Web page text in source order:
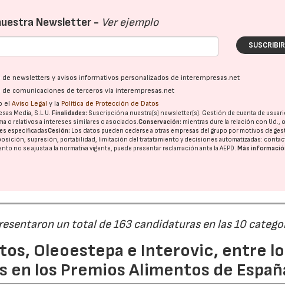
Newsletter - Ver ejemplo
de newsletters y avisos informativos personalizados de interempresas.net
de comunicaciones de terceros vía interempresas.net
elAviso Legal y la Política de Protección de Datos
Media, S.L.U. Finalidades: Suscripción a nuestra(s) newsletter(s). Gestión de cuenta de
o relativos a intereses similares o asociados.Conservación: mientras dure la relación con Ud.,
especificadasCesión: Los datos pueden cederse a otras empresas del grupo por motivos de
supresión, portabilidad, limitación del tratatamiento y decisiones automatizadas:
no se ajusta a la normativa vigente, puede presentar reclamación ante laAEPD. Más
un total de 163 candidaturas en las 10
Oleoestepa e Interovic, entre
en los Premios Alimentos de